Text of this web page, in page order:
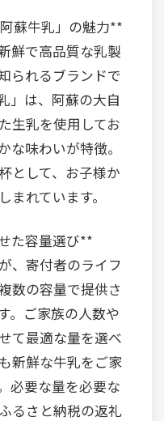
蘇牛乳」の魅力**
鮮で高品質な乳製
られるブランドで
」は、阿蘇の大自
生乳を使用してお
な味わいが特徴。
として、お子様か
まれています。
た容量選び**
、寄付者のライフ
数の容量で提供さ
。ご家族の人数や
て最適な量を選べ
新鮮な牛乳をご家
必要な量を必要な
るさと納税の返礼